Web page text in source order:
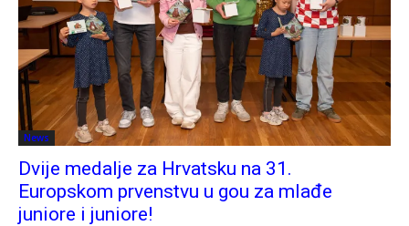
News
Dvije medalje za Hrvatsku na 31.
Europskom prvenstvu u gou za mlađe
juniore i juniore!